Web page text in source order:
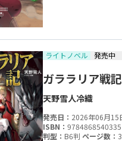
ライトノベル 発売中
ガララリア戦
天野雪人冷織
発売日： 2026年06月15
ISBN： 9784868540335
判型： B6判 ページ数：